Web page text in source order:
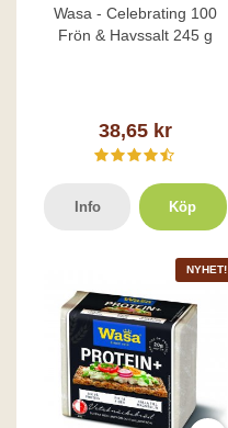
Wasa - Celebrating 100
Frön & Havssalt 245 g
38,65 kr
Info Köp
NYHET!